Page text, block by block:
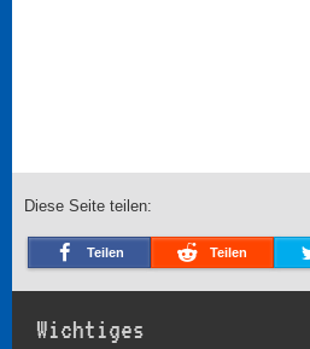
Diese Seite teilen:
Teilen Teilen
Wichtiges